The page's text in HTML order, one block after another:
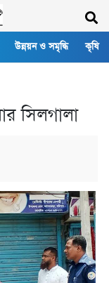
উন্নয়ন ও সমৃদ্ধি কৃষি
সিলগালা